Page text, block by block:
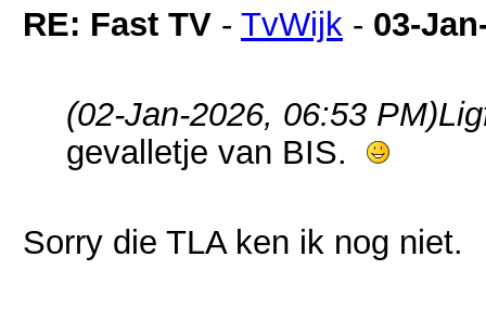
RE: Fast TV - TvWijk - 03-
(02-Jan-2026, 06:53 PM)
gevalletje van BIS.
Sorry die TLA ken ik nog niet.